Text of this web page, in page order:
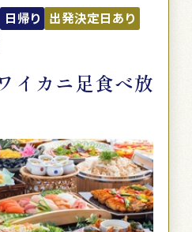
日帰り 出発決定日あり
イカニ足食べ放